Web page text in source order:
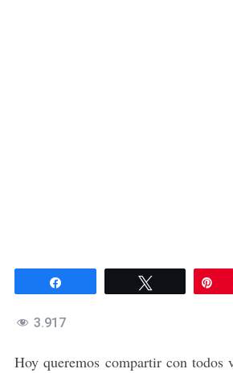
Twittear
3.917
Hoy queremos compartir con todos